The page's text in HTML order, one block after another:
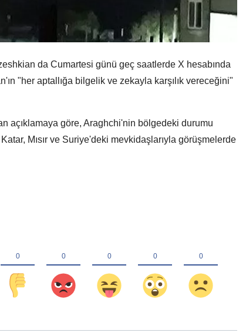
da Cumartesi günü geç saatlerde X hesabında
"her aptallığa bilgelik ve zekayla karşılık vereceğini"
açıklamaya göre, Araghchi'nin bölgedeki durumu
Mısır ve Suriye'deki mevkidaşlarıyla görüşmelerde